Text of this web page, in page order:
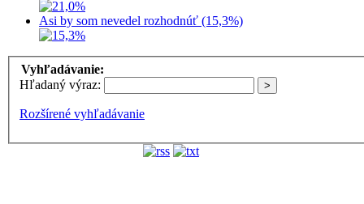
Asi by som nevedel rozhodnúť (15,3%)
Vyhľadávanie:
Hľadaný výraz:
Rozšírené vyhľadávanie